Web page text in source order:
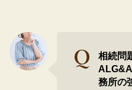
相続問
務所の